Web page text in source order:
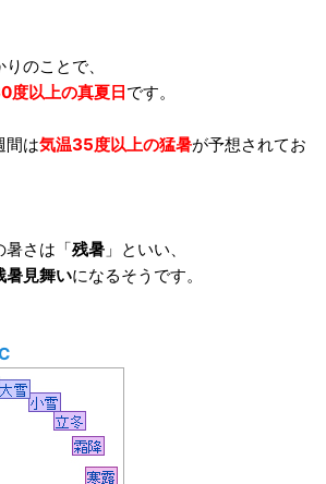
のことで、
度以上の真夏日です。
間は気温35度以上の猛暑が予想されてお
暑さは「残暑 」といい、
暑見舞いになるそうです。